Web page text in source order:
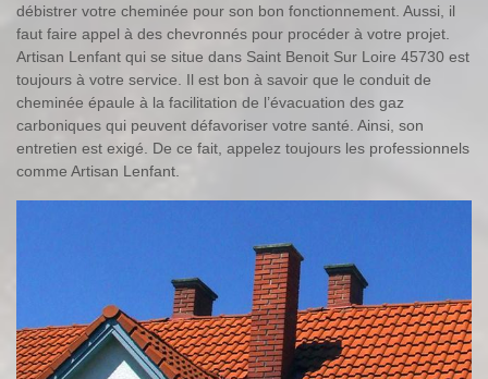
débistrer votre cheminée pour son bon fonctionnement. Aussi, il
faut faire appel à des chevronnés pour procéder à votre projet.
Artisan Lenfant qui se situe dans Saint Benoit Sur Loire 45730 est
toujours à votre service. Il est bon à savoir que le conduit de
cheminée épaule à la facilitation de l’évacuation des gaz
carboniques qui peuvent défavoriser votre santé. Ainsi, son
entretien est exigé. De ce fait, appelez toujours les professionnels
comme Artisan Lenfant.